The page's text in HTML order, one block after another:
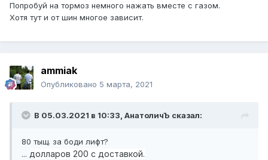
Попробуй на тормоз немного нажать вместе с газом.
Хотя тут и от шин многое зависит.
ammiak
Опубликовано 5 марта, 2021
В 05.03.2021 в 10:33, АнатоличЪ сказал:
80 тыщ. за боди лифт?
... долларов 200 с доставкой.